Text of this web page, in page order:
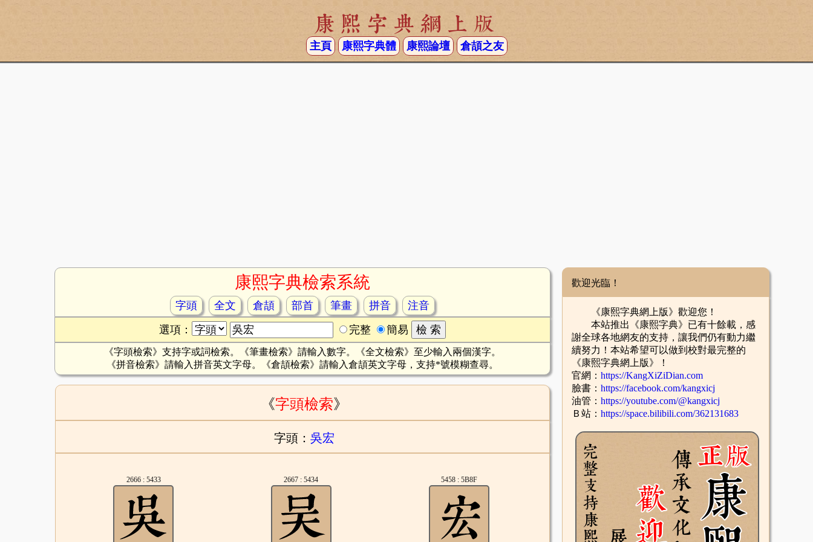
康熙字典網上版
主頁 康熙字典體 康熙論壇 倉頡之友
康熙字典檢索系統
字頭 全文 倉頡 部首 筆畫 拼音
注音
選項：
完整 簡易
《字頭檢索》支持字或詞檢索。《筆畫檢索》請輸入數字。《全文檢索》至少輸入兩個漢字。
《拼音檢索》請輸入拼音英文字母。《倉頡檢索》請輸入倉頡英文字母，支持*號模糊查尋。
《字頭檢索》
字頭： 吳宏
2666 : 5433 2667 : 5434 5458 : 5B8F
歡迎光臨！
《康熙字典網上版》歡迎您！
本站推出《康熙字典》已有十餘載，感
謝全球各地網友的支持，讓我們仍有動力繼
續努力！本站希望可以做到校對最完整的
《康熙字典網上版》！
官網： https://KangXiZiDian.com
臉書： https://facebook.com/kangxicj
油管： https://youtube.com/@kangxicj
Ｂ站： https://space.bilibili.com/362131683